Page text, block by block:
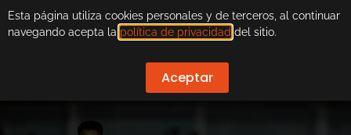
Esta página utiliza cookies personales y de terceros, al continuar
navegando acepta la política de privacidad del sitio.
Aceptar